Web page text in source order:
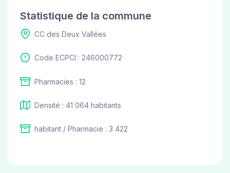
Statistique de la commune
CC des Deux Vallées
Code ECPCI : 246000772
Pharmacies : 12
Densité : 41 064 habitants
habitant / Pharmacie : 3 422